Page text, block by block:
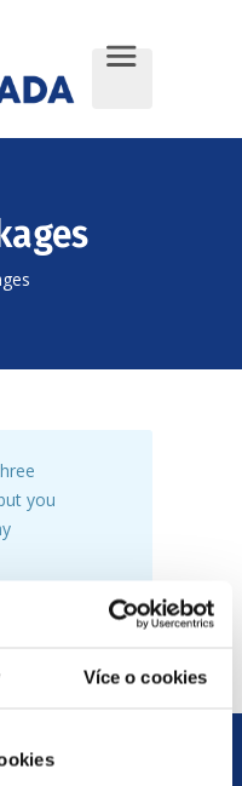
Více o cookies
you